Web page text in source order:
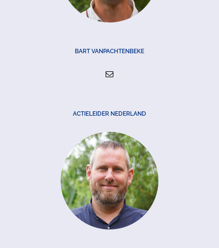
BART VANPACHTENBEKE
ACTIELEIDER NEDERLAND